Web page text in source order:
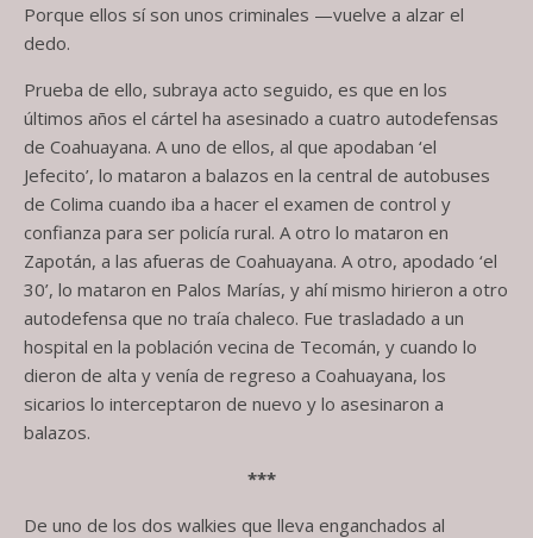
Porque ellos sí son unos criminales —vuelve a alzar el
dedo.
Prueba de ello, subraya acto seguido, es que en los
últimos años el cártel ha asesinado a cuatro autodefensas
de Coahuayana. A uno de ellos, al que apodaban ‘el
Jefecito’, lo mataron a balazos en la central de autobuses
de Colima cuando iba a hacer el examen de control y
confianza para ser policía rural. A otro lo mataron en
Zapotán, a las afueras de Coahuayana. A otro, apodado ‘el
30’, lo mataron en Palos Marías, y ahí mismo hirieron a otro
autodefensa que no traía chaleco. Fue trasladado a un
hospital en la población vecina de Tecomán, y cuando lo
dieron de alta y venía de regreso a Coahuayana, los
sicarios lo interceptaron de nuevo y lo asesinaron a
balazos.
***
De uno de los dos walkies que lleva enganchados al